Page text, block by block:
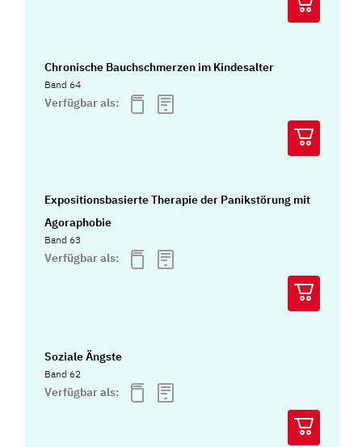
Chronische Bauchschmerzen im Kindesalter
Band 64
Verfügbar als:
Expositionsbasierte Therapie der Panikstörung mit
Agoraphobie
Band 63
Verfügbar als:
Soziale Ängste
Band 62
Verfügbar als: